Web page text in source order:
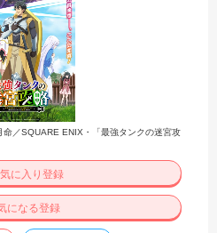
／SQUARE ENIX・「最強タンクの迷宮攻
に入り登録
になる登録